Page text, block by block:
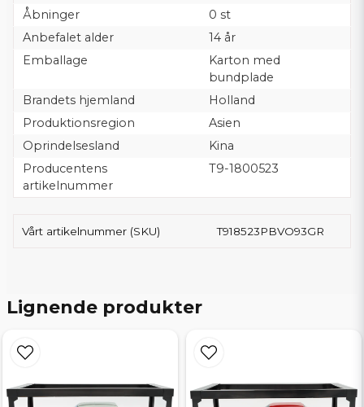
Åbninger
0 st
Anbefalet alder
14 år
Emballage
Karton med
bundplade
Brandets hjemland
Holland
Produktionsregion
Asien
Oprindelsesland
Kina
Producentens
artikelnummer
T9-1800523
Vårt artikelnummer (SKU) T918523PBVO93GR
Lignende produkter